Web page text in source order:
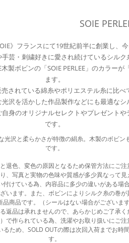
SOIE
》フランスにて19世紀前半に創業し、
芸・刺繍好きに愛され続けているシルク
製ボビンの「SOIE PERLEE」のカラー
ます。
売されている綿糸やポリエステル糸に比
沢を活かした作品製作などにも最適なシ
身のオリジナルセレクトやプレゼント
です。
光沢と柔らかさが特徴の絹糸。木製のボビン
です。
退色、変色の原因となるため保管方法にご
、写真と実物の色味や質感が多少異なって
付けている為、内容品に多少の違いがある場
います。また、ボビンによりシルク糸の巻
品商品です。（シールはない場合がございま
返品は承れませんので、あらかじめご了承く
で作られている為、洗濯やお取り扱いにご
ため、SOLD OUTの際は次回入荷までお時
す。